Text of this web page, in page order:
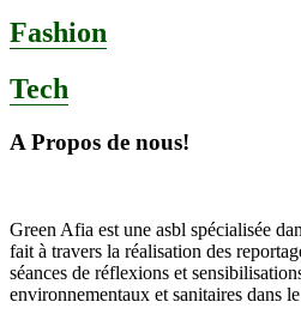
Fashion
Tech
A Propos de nous!
Green Afia est une asbl spécialisée
fait à travers la réalisation des
séances de réflexions et
environnementaux et sanitaires dans